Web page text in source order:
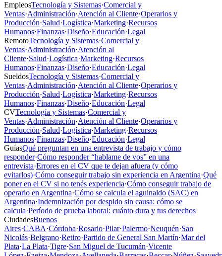
EmpleosTecnología y Sistemas·Comercial y
Ventas·Administración·Atención al Cliente·Operarios y
Producción·Salud·Logística·Marketing·Recursos
Humanos·Finanzas·Diseño·Educación·Legal
RemotoTecnología y Sistemas·Comercial y
Ventas·Administración·Atención al
Cliente·Salud·Logística·Marketing·Recursos
Humanos·Finanzas·Diseño·Educación·Legal
SueldosTecnología y Sistemas·Comercial y
Ventas·Administración·Atención al Cliente·Operarios y
Producción·Salud·Logística·Marketing·Recursos
Humanos·Finanzas·Diseño·Educación·Legal
CVTecnología y Sistemas·Comercial y
Ventas·Administración·Atención al Cliente·Operarios y
Producción·Salud·Logística·Marketing·Recursos
Humanos·Finanzas·Diseño·Educación·Legal
GuíasQué preguntan en una entrevista de trabajo y cómo
responder·Cómo responder “hablame de vos” en una
entrevista·Errores en el CV que te dejan afuera (y cómo
evitarlos)·Cómo conseguir trabajo sin experiencia en Argentina·Qué
poner en el CV si no tenés experiencia·Cómo conseguir trabajo de
operario en Argentina·Cómo se calcula el aguinaldo (SAC) en
Argentina·Indemnización por despido sin causa: cómo se
calcula·Período de prueba laboral: cuánto dura y tus derechos
CiudadesBuenos
Aires·CABA·Córdoba·Rosario·Pilar·Palermo·Neuquén·San
Nicolás·Belgrano·Retiro·Partido de General San Martín·Mar del
Plata·La Plata·Tigre·San Miguel de Tucumán·Vicente